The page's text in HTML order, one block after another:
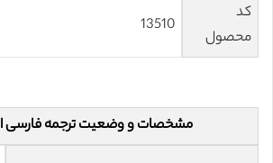
کد
محصول
13510
مشخصات و وضعیت ترجمه فارسی